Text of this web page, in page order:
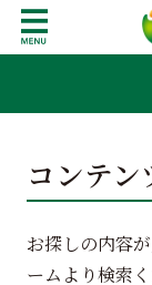
t
コンテ
お探しの内容
ームより検索く